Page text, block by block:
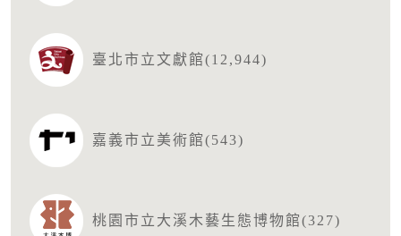
臺北市立文獻館(12,944)
嘉義市立美術館(543)
桃園市立大溪木藝生態博物館(327)